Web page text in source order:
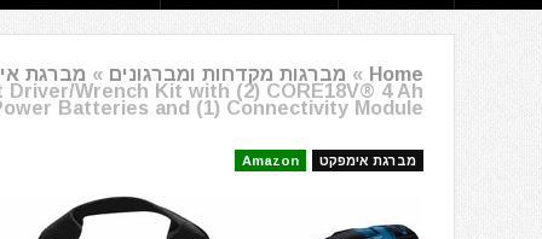
Home
» מברגות מקדחות ומברגונים » מברגת
Wrench Kit with (2) CORE18V® 4 Ah
Batteries and (1) Connectivity Module
מברגת אימפקט Amazon